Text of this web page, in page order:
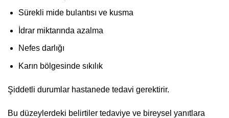
Sürekli mide bulantısı ve kusma
İdrar miktarında azalma
Nefes darlığı
Karın bölgesinde sıkılık
Şiddetli durumlar hastanede tedavi gerektirir.
Bu düzeylerdeki belirtiler tedaviye ve bireysel yanıtlara